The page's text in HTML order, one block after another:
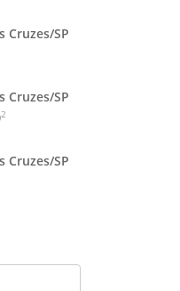
Cruzes/SP
Cruzes/SP
2
Cruzes/SP